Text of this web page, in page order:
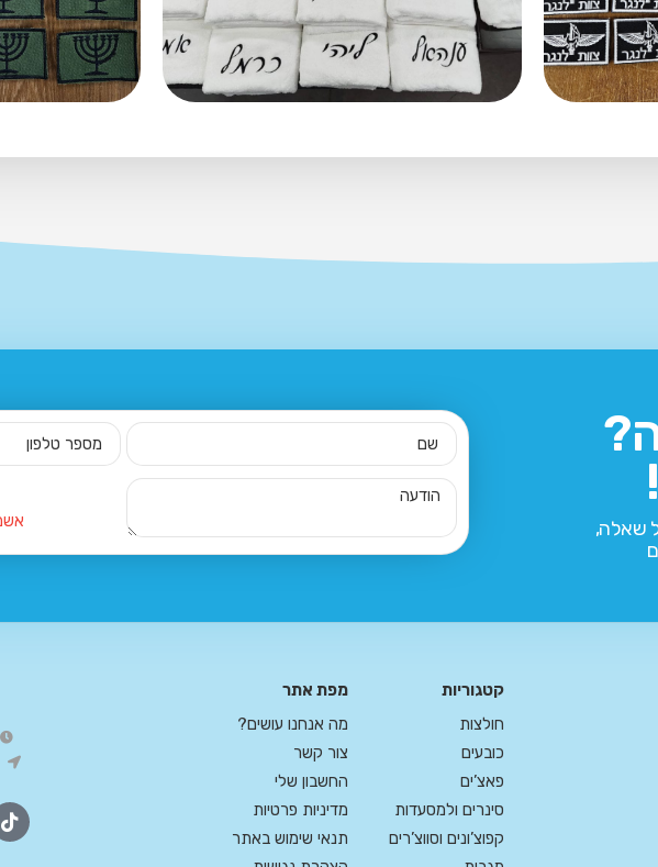
שאלה,
קטגוריות
חולצות
כובעים
פאצ’ים
סינרים ולמסעדות
קפוצ’ונים וסווצ’רים
מפת אתר
מה אנחנו עושים?
צור קשר
החשבון שלי
מדיניות פרטיות
תנאי שימוש באתר